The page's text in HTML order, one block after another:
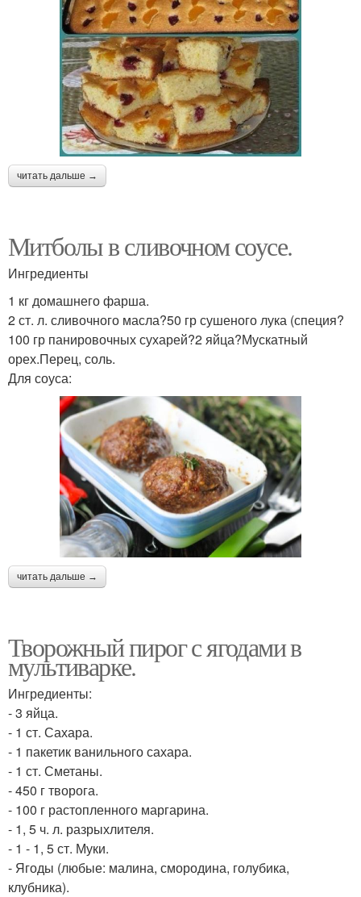
читать дальше →
Митболы в сливочном соусе.
Ингредиенты
1 кг домашнего фарша.
2 ст. л. сливочного масла?50 гр сушеного лука (специя?
100 гр панировочных сухарей?2 яйца?Мускатный
орех.Перец, соль.
Для соуса:
читать дальше →
Творожный пирог с ягодами в
мультиварке.
Ингредиенты:
- 3 яйца.
- 1 ст. Сахара.
- 1 пакетик ванильного сахара.
- 1 ст. Сметаны.
- 450 г творога.
- 100 г растопленного маргарина.
- 1, 5 ч. л. разрыхлителя.
- 1 - 1, 5 ст. Муки.
- Ягоды (любые: малина, смородина, голубика,
клубника).